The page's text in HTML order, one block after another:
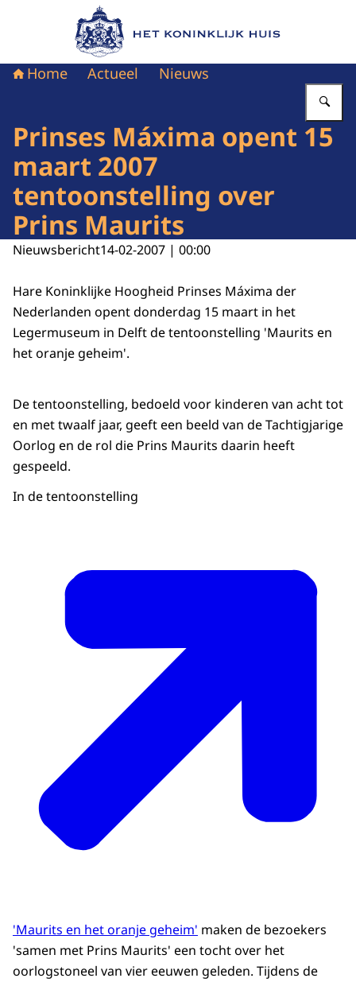
Naar de homepage van Het Koninklijk Huis
Home Actueel Nieuws
Prinses Máxima opent 15
maart 2007
tentoonstelling over
Prins Maurits
Nieuwsbericht14-02-2007 | 00:00
Hare Koninklijke Hoogheid Prinses Máxima der
Nederlanden opent donderdag 15 maart in het
Legermuseum in Delft de tentoonstelling 'Maurits en
het oranje geheim'.
De tentoonstelling, bedoeld voor kinderen van acht tot
en met twaalf jaar, geeft een beeld van de Tachtigjarige
Oorlog en de rol die Prins Maurits daarin heeft
gespeeld.
In de tentoonstelling
'Maurits en het oranje geheim' maken de bezoekers
'samen met Prins Maurits' een tocht over het
oorlogstoneel van vier eeuwen geleden. Tijdens de